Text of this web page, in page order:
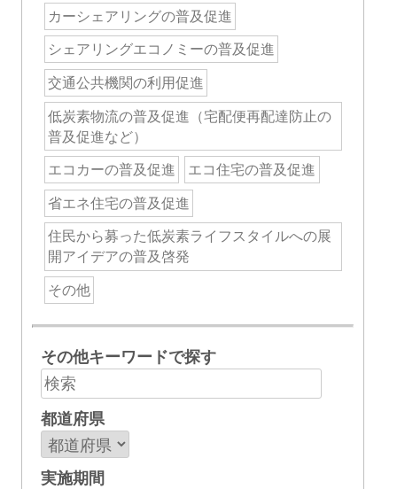
カーシェアリングの普及促進
シェアリングエコノミーの普及促進
交通公共機関の利用促進
低炭素物流の普及促進（宅配便再配達防止の
普及促進など）
エコカーの普及促進
エコ住宅の普及促進
省エネ住宅の普及促進
住民から募った低炭素ライフスタイルへの展
開アイデアの普及啓発
その他
その他キーワードで探す
都道府県
実施期間